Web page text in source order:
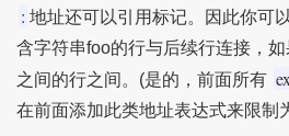
: 地址还可以引用标记。因此你可
含字符串foo的行与后续行连接，如
之间的行之间。(是的，前面所有 ex
在前面添加此类地址表达式来限制